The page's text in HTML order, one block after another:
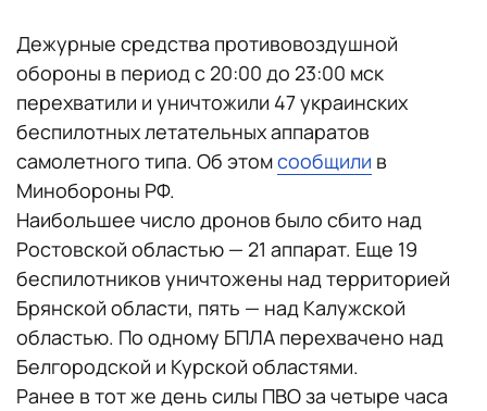
Дежурные средства противовоздушной
обороны в период с 20:00 до 23:00 мск
перехватили и уничтожили 47 украинских
беспилотных летательных аппаратов
самолетного типа. Об этомсообщили в
Минобороны РФ.
Наибольшее число дронов было сбито над
Ростовской областью — 21 аппарат. Еще 19
беспилотников уничтожены над территорией
Брянской области, пять — над Калужской
областью. По одному БПЛА перехвачено над
Белгородской и Курской областями.
Ранее в тот же день силы ПВО за четыре часа